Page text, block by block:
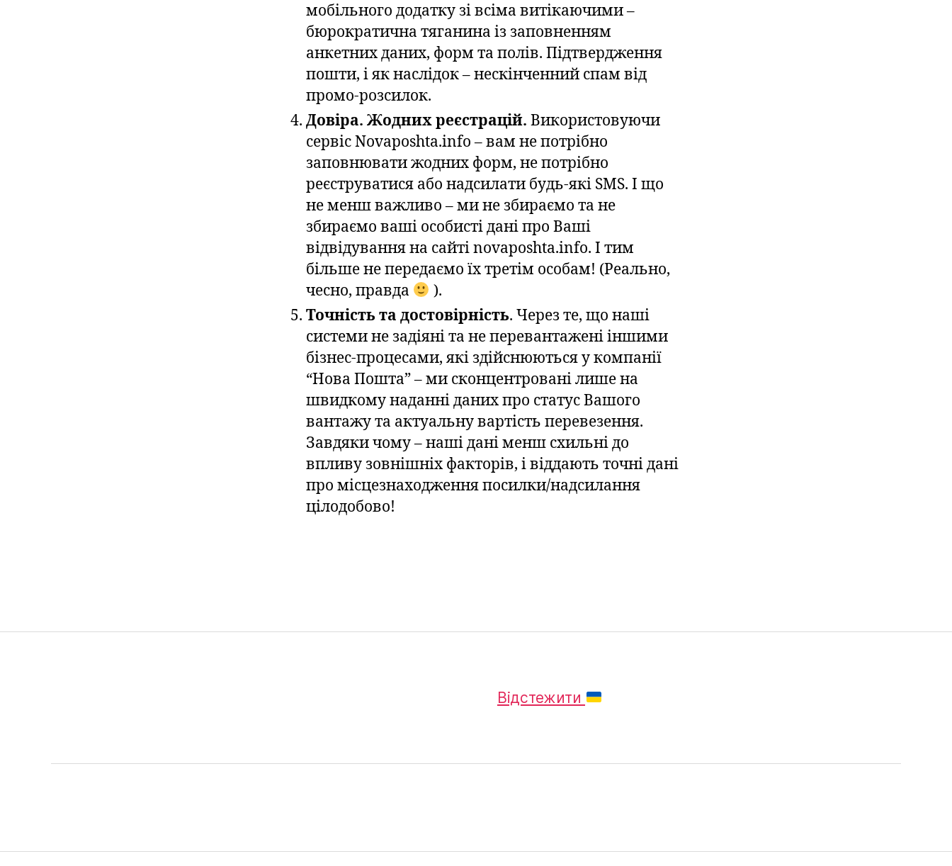
мобільного додатку зі всіма витікаючими –
бюрократична тяганина із заповненням
анкетних даних, форм та полів. Підтвердження
пошти, і як наслідок – нескінченний спам від
промо-розсилок.
Довіра. Жодних реєстрацій. Використовуючи
сервіс Novaposhta.info – вам не потрібно
заповнювати жодних форм, не потрібно
реєструватися або надсилати будь-які SMS. І що
не менш важливо – ми не збираємо та не
збираємо ваші особисті дані про Ваші
відвідування на сайті novaposhta.info. І тим
більше не передаємо їх третім особам! (Реально,
чесно, правда
).
Точність та достовірність. Через те, що наші
системи не задіяні та не перевантажені іншими
бізнес-процесами, які здійснюються у компанії
“Нова Пошта” – ми сконцентровані лише на
швидкому наданні даних про статус Вашого
вантажу та актуальну вартість перевезення.
Завдяки чому – наші дані менш схильні до
впливу зовнішніх факторів, і віддають точні дані
про місцезнаходження посилки/надсилання
цілодобово!
Відстежити